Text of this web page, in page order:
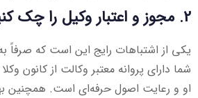
2. مجوز و اعتبار وکیل را چک کنید
یکی از اشتباهات رایج این است که صرفاً
شما دارای پروانه معتبر وکالت از کانون
او و رعایت اصول حرفه‌ای است. همچنین